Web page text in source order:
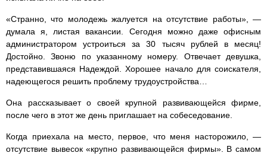
«Странно, что молодежь жалуется на отсутствие работы», —
думала я, листая вакансии. Сегодня можно даже офисным
администратором устроиться за 30 тысяч рублей в месяц!
Достойно. Звоню по указанному номеру. Отвечает девушка,
представившаяся Надеждой. Хорошее начало для соискателя,
надеющегося решить проблему трудоустройства…
Она рассказывает о своей крупной развивающейся фирме,
после чего в этот же день приглашает на собеседование.
Когда приехала на место, первое, что меня насторожило, —
отсутствие вывесок «крупно развивающейся фирмы». В самом